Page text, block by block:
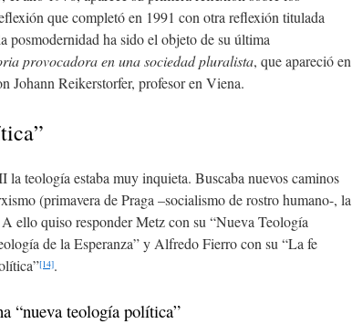
que completó en 1991 con otra reflexión titulada
posmodernidad ha sido el objeto de su última
provocadora en una sociedad pluralista, que apareció en
Johann Reikerstorfer, profesor en Viena.
teología estaba muy inquieta. Buscaba nuevos caminos
(primavera de Praga –socialismo de rostro humano-, la
ello quiso responder Metz con su “Nueva Teología
de la Esperanza” y Alfredo Fierro con su “La fe
[14].
“nueva teología política”